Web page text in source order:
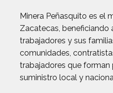
Minera Peñasquito es el
Zacatecas, beneficiando
trabajadores y sus
comunidades,
trabajadores que forman
suministro local y